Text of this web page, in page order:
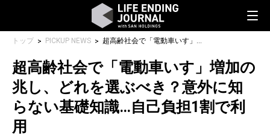
トップ PICKUP NEWS 超高齢社会で「電動車いす」増加の兆し、どれを選ぶべき？意外に知らない基礎知識…自己負担1割で利用
超高齢社会で「電動車いす」増加の
兆し、どれを選ぶべき？意外に知
らない基礎知識…自己負担1割で利
用